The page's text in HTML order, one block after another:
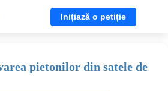
Inițiază o petiție
pietonilor din satele de